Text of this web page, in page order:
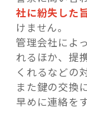
社に紛失した
けません。
管理会社によ
れるほか、提
くれるなどの
また鍵の交換
早めに連絡を